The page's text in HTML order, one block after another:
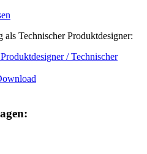
Technischer Produktdesigner:
/ Technischer